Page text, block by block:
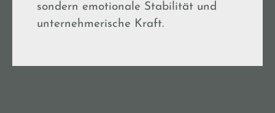
sondern emotionale Stabilität und
unternehmerische Kraft.